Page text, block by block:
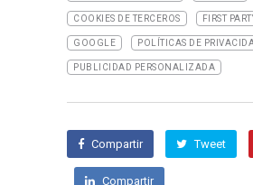
COOKIES DE TERCEROS FIRST
GOOGLE POLÍTICAS DE
PUBLICIDAD PERSONALIZADA
Compartir Tweet
Compartir